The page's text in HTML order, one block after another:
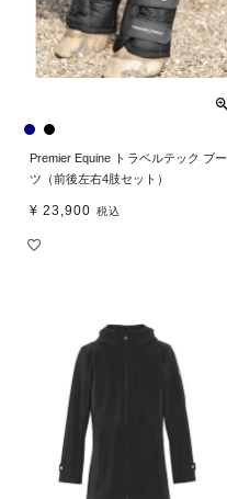
Premier Equine トラベルテック ブー
ツ（前後左右4肢セット）
¥ 23,900 税込